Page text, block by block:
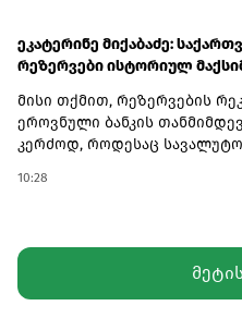
ეკატერინე მიქაბაძე:
რეზერვები ისტორიულ
მისი თქმით, რეზერვების
ეროვნული ბანკის
კერძოდ, როდესაც
რეზერვების
საერთაშორისო რეზერვები
მაკროეკონომიკური
10:28